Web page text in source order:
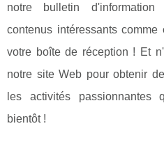
notre bulletin
contenus intéressants
votre boîte de réception ! Et
notre site Web pour obtenir
les activités passionnantes
bientôt !